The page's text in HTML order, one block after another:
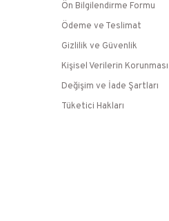
Ön Bilgilendirme Formu
Ödeme ve Teslimat
Gizlilik ve Güvenlik
Kişisel Verilerin Korunması
Değişim ve İade Şartları
Tüketici Hakları